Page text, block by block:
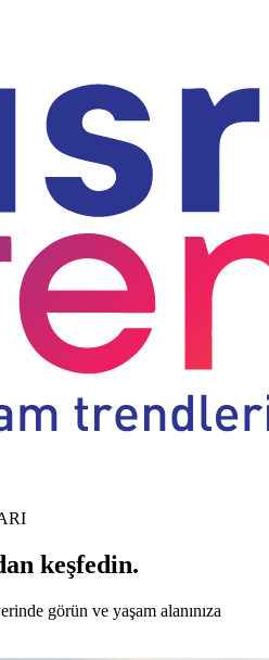
keşfedin.
görün ve yaşam alanınıza